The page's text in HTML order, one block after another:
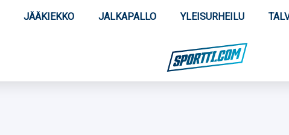
JÄÄKIEKKO JALKAPALLO YLEISURHEILU